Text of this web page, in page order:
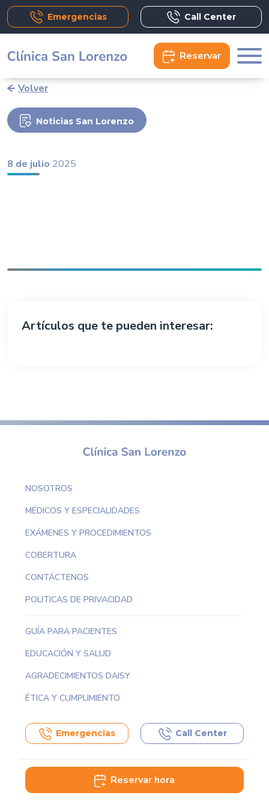
Emergencias Call Center
Reservar
Volver
Noticias San Lorenzo
8 de julio 2025
Artículos que te pueden interesar:
NOSOTROS
MÉDICOS Y ESPECIALIDADES
EXÁMENES Y PROCEDIMIENTOS
COBERTURA
CONTÁCTENOS
POLITICAS DE PRIVACIDAD
GUÍA PARA PACIENTES
EDUCACIÓN Y SALUD
AGRADECIMIENTOS DAISY
ÉTICA Y CUMPLIMIENTO
Emergencias Call Center
Reservar hora